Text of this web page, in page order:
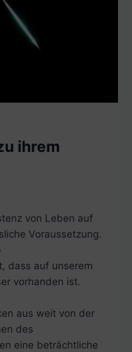
ihrem
von Leben auf
Voraussetzung.
dass auf unserem
vorhanden ist.
aus weit von der
des
eine beträchtliche